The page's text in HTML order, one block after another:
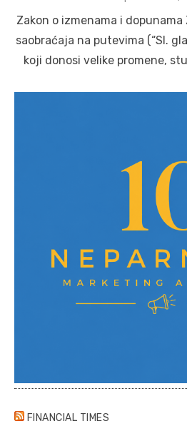
Zakon o izmenama i
saobraćaja na putevima (“Sl.
koji donosi velike promene,
FINANCIAL TIMES